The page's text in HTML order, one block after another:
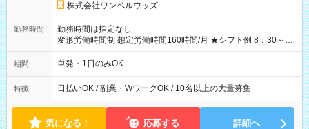
株式会社ワンベルウッズ
勤務時間
勤務時間は指定なし
変形労働時間制 想定労働時間160時間/月 ★シフト例 8：30～
19：00
期間 単発・1日のみOK
特徴 日払いOK / 副業・WワークOK / 10名以上の大量募集
気になる！ 応募する 詳細へ